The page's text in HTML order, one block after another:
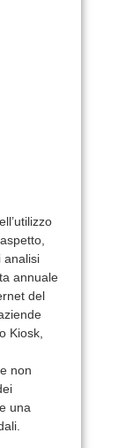
analisi
annuale
del
Kiosk,
non
una